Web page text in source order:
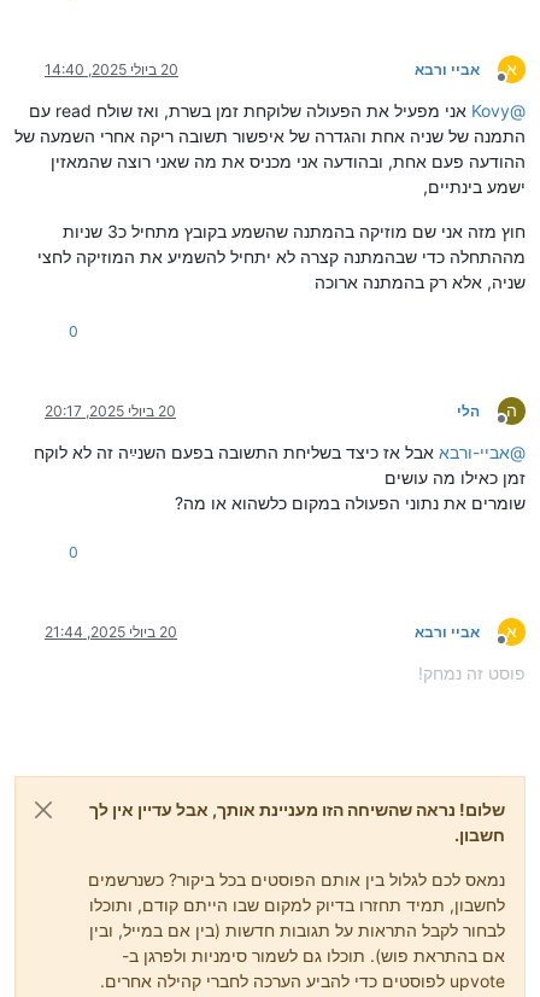
א
מנותק
אביי ורבא 20 ביולי 2025, 14:40
@
Kovy
אני מפעיל את הפעולה שלוקחת זמן בשרת, ואז שולח read עם
התמנה של שניה אחת והגדרה של איפשור תשובה ריקה אחרי השמעה של
ההודעה פעם אחת, ובהודעה אני מכניס את מה שאני רוצה שהמאזין
ישמע בינתיים,
חוץ מזה אני שם מוזיקה בהמתנה שהשמע בקובץ מתחיל כ3 שניות
מההתחלה כדי שבהמתנה קצרה לא יתחיל להשמיע את המוזיקה לחצי
שניה, אלא רק בהמתנה ארוכה
0
ה
מנותק
הלי 20 ביולי 2025, 20:17
@אביי-ורבא אבל אז כיצד בשליחת התשובה בפעם השנײַה זה לא לוקח
זמן כאילו מה עושים
שומרים את נתוני הפעולה במקום כלשהוא או מה?
0
א
מנותק
אביי ורבא 20 ביולי 2025, 21:44
פוסט זה נמחק!
שלום! נראה שהשיחה הזו מעניינת אותך, אבל עדיין אין לך
חשבון.
נמאס לכם לגלול בין אותם הפוסטים בכל ביקור? כשנרשמים
לחשבון, תמיד תחזרו בדיוק למקום שבו הייתם קודם, ותוכלו
לבחור לקבל התראות על תגובות חדשות (בין אם במייל, ובין
אם בהתראת פוש). תוכלו גם לשמור סימניות ולפרגן ב-
upvote לפוסטים כדי להביע הערכה לחברי קהילה אחרים.